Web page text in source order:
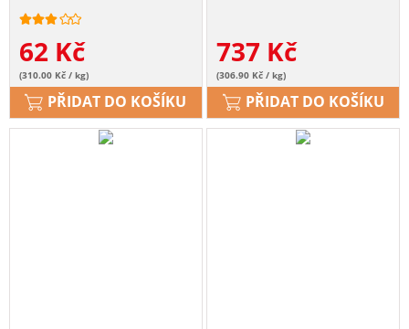
62 Kč
(310.00 Kč / kg)
PŘIDAT DO KOŠÍKU
737 Kč
(306.90 Kč / kg)
PŘIDAT DO KOŠÍKU